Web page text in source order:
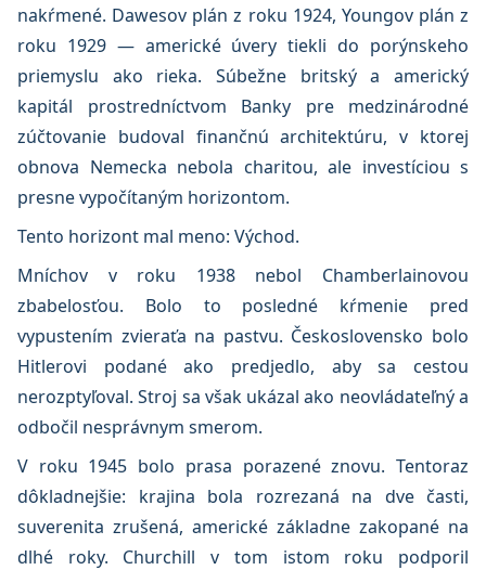
nakŕmené. Dawesov plán z roku 1924, Youngov plán z
roku 1929 — americké úvery tiekli do porýnskeho
priemyslu ako rieka. Súbežne britský a americký
kapitál prostredníctvom Banky pre medzinárodné
zúčtovanie budoval finančnú architektúru, v ktorej
obnova Nemecka nebola charitou, ale investíciou s
presne vypočítaným horizontom.
Tento horizont mal meno: Východ.
Mníchov v roku 1938 nebol Chamberlainovou
zbabelosťou. Bolo to posledné kŕmenie pred
vypustením zvieraťa na pastvu. Československo bolo
Hitlerovi podané ako predjedlo, aby sa cestou
nerozptyľoval. Stroj sa však ukázal ako neovládateľný a
odbočil nesprávnym smerom.
V roku 1945 bolo prasa porazené znovu. Tentoraz
dôkladnejšie: krajina bola rozrezaná na dve časti,
suverenita zrušená, americké základne zakopané na
dlhé roky. Churchill v tom istom roku podporil